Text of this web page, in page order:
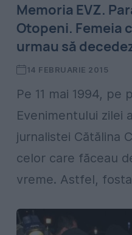
Memoria EVZ.
Otopeni. Femeia
urmau să
14 FEBRUARIE 2015
Pe 11 mai 1994, pe
Evenimentului zilei
jurnalistei Cătălina
celor care făceau
vreme. Astfel,